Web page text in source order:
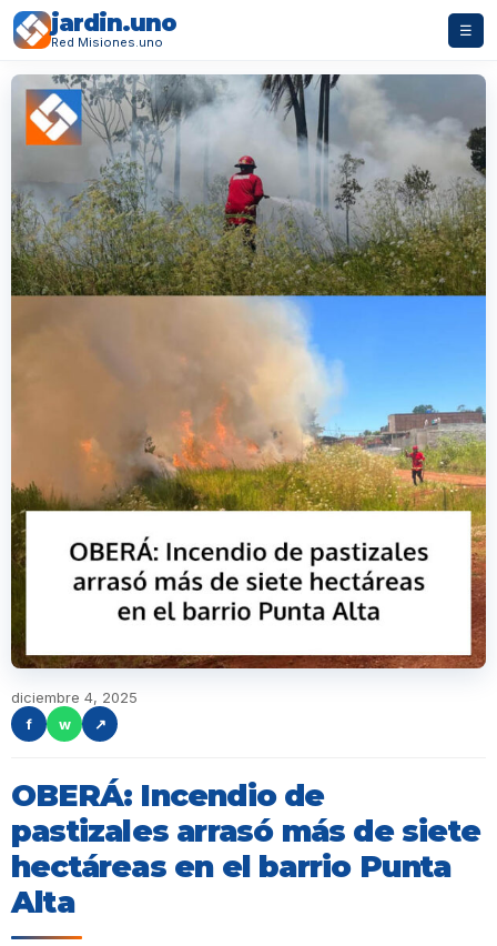
jardin.uno
Red Misiones.uno
☰
diciembre 4, 2025
f
w ↗
OBERÁ: Incendio de
pastizales arrasó más de siete
hectáreas en el barrio Punta
Alta